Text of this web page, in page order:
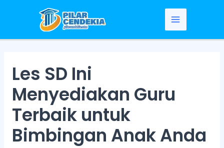
Main
Les SD Ini
Menyediakan Guru
Terbaik untuk
Bimbingan Anak Anda